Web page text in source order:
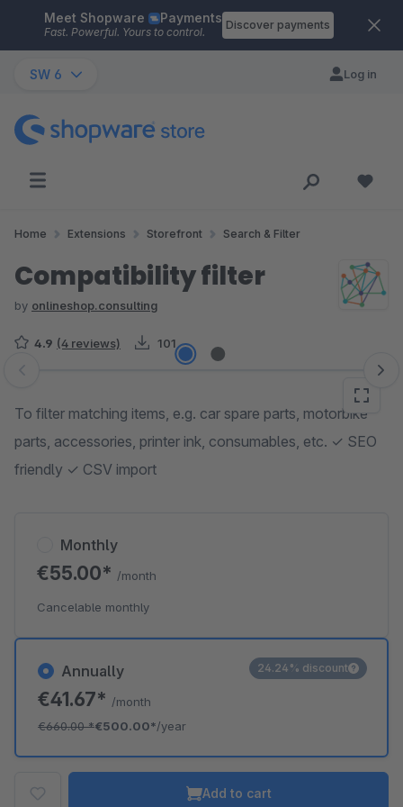
Skip to main content
Meet Shopware Payments
Fast. Powerful. Yours to control.
Discover payments
SW 6 Log in
Home Extensions Storefront Search & Filter
Compatibility filter
by onlineshop.consulting
4.9 (4 reviews) 101
Skip image gallery
To filter matching items, e.g. car spare parts, motorbike
parts, accessories, printer ink, consumables, etc. ✓ SEO
friendly ✓ CSV import
Annually
€41.67* /month
€660.00*€500.00*/year
24.24% discount
Monthly
€55.00* /month
Cancelable monthly
Add to cart